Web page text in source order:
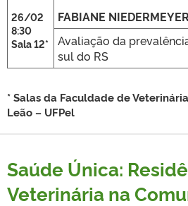
26/02
8:30
Sala 12*
FABIANE NIEDERMEYER
Avaliação da
sul do RS
* Salas da Faculdade de
Leão – UFPel
Saúde Única:
Veterinária na